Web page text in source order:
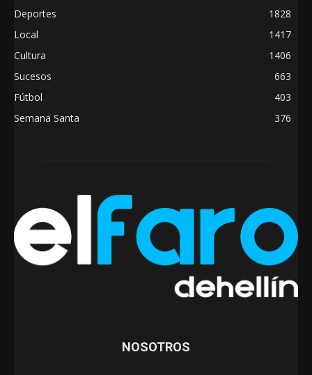
Deportes
1828
Local
1417
Cultura
1406
Sucesos
663
Fútbol
403
Semana Santa
376
NOSOTROS